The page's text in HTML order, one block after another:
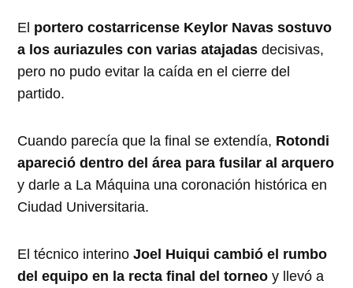
El portero costarricense Keylor Navas sostuvo
a los auriazules con varias atajadasdecisivas,
pero no pudo evitar la caída en el cierre del
partido.
Cuando parecía que la final se extendía, Rotondi
apareció dentro del área para fusilar al arquero
y darle a La Máquina una coronación histórica en
Ciudad Universitaria.
El técnico interinoJoel Huiqui cambió el rumbo
del equipo en la recta final del torneo y llevó a